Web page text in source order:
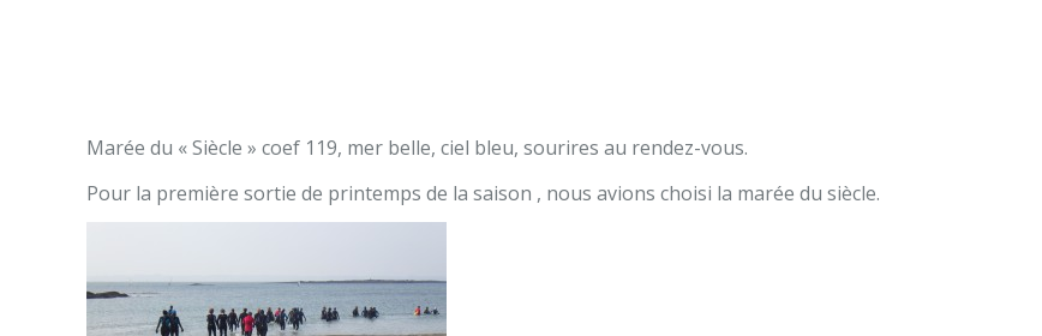
Marée du « Siècle » coef 119, mer belle, ciel bleu, sourires au rendez-vous.
Pour la première sortie de printemps de la saison , nous avions choisi la marée du siècle.